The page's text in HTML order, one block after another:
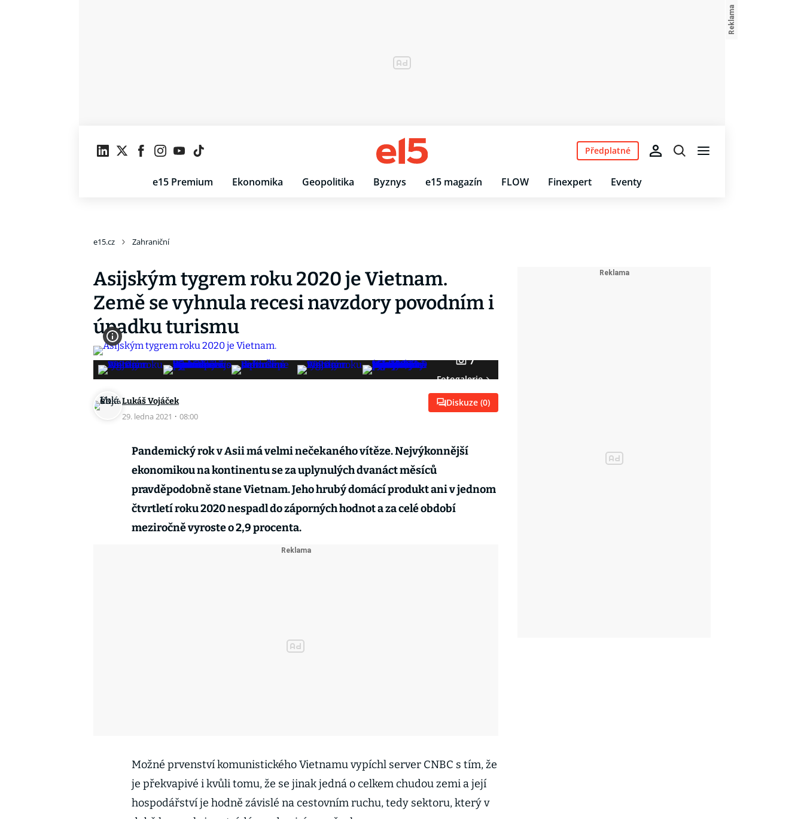
e15 Premium Ekonomika Geopolitika Byznys e15 magazín FLOW Finexpert Eventy
Předplatné
e15.cz Zahraniční
Asijským tygrem roku 2020 je Vietnam.
Země se vyhnula recesi navzdory povodním i
úpadku turismu
7
Fotogalerie
Lukáš Vojáček
29. ledna 2021 · 08:00
Diskuze (0)
Pandemický rok v Asii má velmi nečekaného vítěze. Nejvýkonnější
ekonomikou na kontinentu se za uplynulých dvanáct měsíců
pravděpodobně stane Vietnam. Jeho hrubý domácí produkt ani v jednom
čtvrtletí roku 2020 nespadl do záporných hodnot a za celé období
meziročně vyroste o 2,9 procenta.
Možné prvenství komunistického Vietnamu vypíchl server CNBC s tím, že
je překvapivé i kvůli tomu, že se jinak jedná o celkem chudou zemi a její
hospodářství je hodně závislé na cestovním ruchu, tedy sektoru, který v